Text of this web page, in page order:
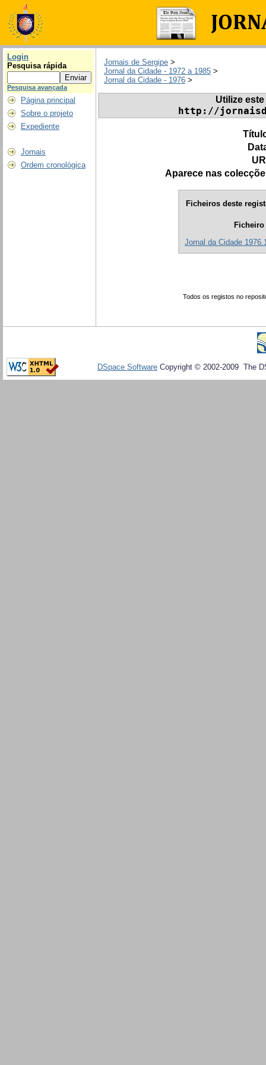
Login
Pesquisa rápida
Pesquisa avançada
Página principal
Sobre o projeto
Expediente
Jornais
Ordem cronológica
Jornais de Sergipe >
Jornal da Cidade - 1972 a 1985 >
Jornal da Cidade - 1976 >
Utilize
http://
Aparece nas
Ficheiros deste
Ficheiro
Jornal da Cidade
Todos os registos no
DSpace Software Copyright © 2002-2009 The